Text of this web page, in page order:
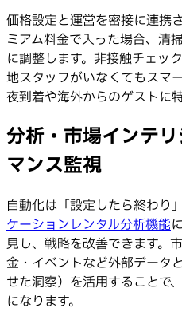
価格設定と運営を密接に連携
ミアム料金で入った場合、清
に調整します。非接触チェッ
地スタッフがいなくてもスマ
夜到着や海外からのゲストに
分析・市場インテ
マンス監視
自動化は「設定したら終わり
ケーションレンタル分析機能
見し、戦略を改善できます。
金・イベントなど外部データ
せた洞察）を活用することで
になります。